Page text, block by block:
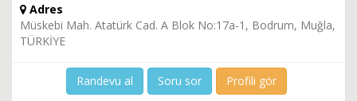
Adres
Müskebi Mah. Atatürk Cad. A Blok No:17a-1, Bodrum, Muğla,
TÜRKİYE
Randevu al Soru sor Profili gör